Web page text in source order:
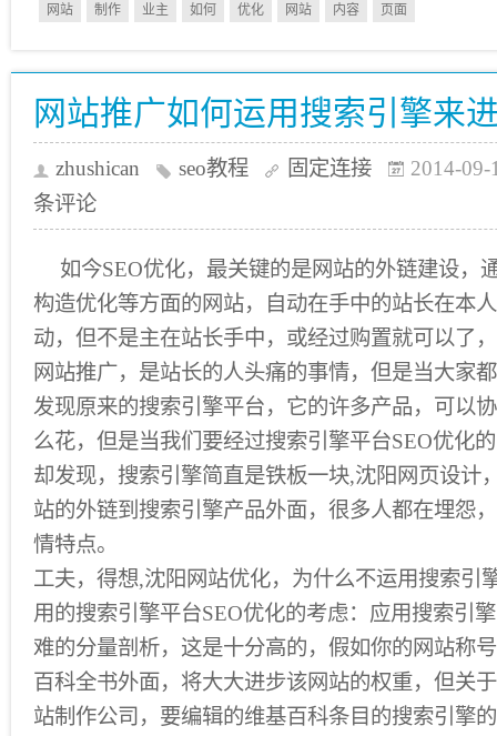
网站 制作 业主 如何 优化 网站 内容 页面
网站推广如何运用搜索引擎来
zhushican seo教程 固定连接
2014-09-
条评论
如今SEO优化，最关键的是网站的外链建设，
构造优化等方面的网站，自动在手中的站长在本
动，但不是主在站长手中，或经过购置就可以了
网站推广，是站长的人头痛的事情，但是当大家
发现原来的搜索引擎平台，它的许多产品，可以
么花，但是当我们要经过搜索引擎平台SEO优化
却发现，搜索引擎简直是铁板一块,沈阳网页设计
站的外链到搜索引擎产品外面，很多人都在埋怨
情特点。
工夫，得想,沈阳网站优化，为什么不运用搜索引
用的搜索引擎平台SEO优化的考虑：应用搜索引
难的分量剖析，这是十分高的，假如你的网站称
百科全书外面，将大大进步该网站的权重，但关
站制作公司，要编辑的维基百科条目的搜索引擎